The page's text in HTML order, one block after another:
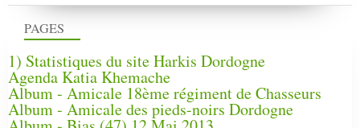
PAGES
1) Statistiques du site Harkis Dordogne
Agenda Katia Khemache
Album - Amicale 18ème régiment de Chasseurs
Album - Amicale des pieds-noirs Dordogne